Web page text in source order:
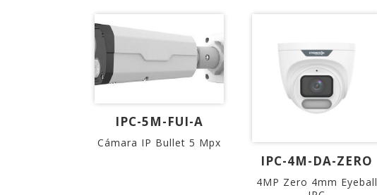
IPC-5M-FUI-A
Cámara IP Bullet 5 Mpx
IPC-4M-DA-ZERO
4MP Zero 4mm Eyeball